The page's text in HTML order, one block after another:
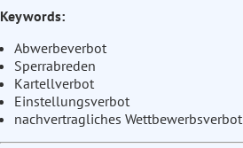
Keywords:
Abwerbeverbot
Sperrabreden
Kartellverbot
Einstellungsverbot
nachvertragliches Wettbewerbsverbot